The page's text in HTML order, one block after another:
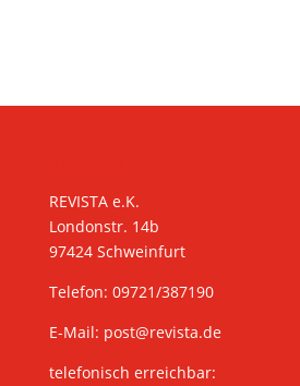
REVISTA e.K.
Londonstr. 14b
97424 Schweinfurt
Telefon: 09721/387190
E-Mail: post@revista.de
telefonisch erreichbar: